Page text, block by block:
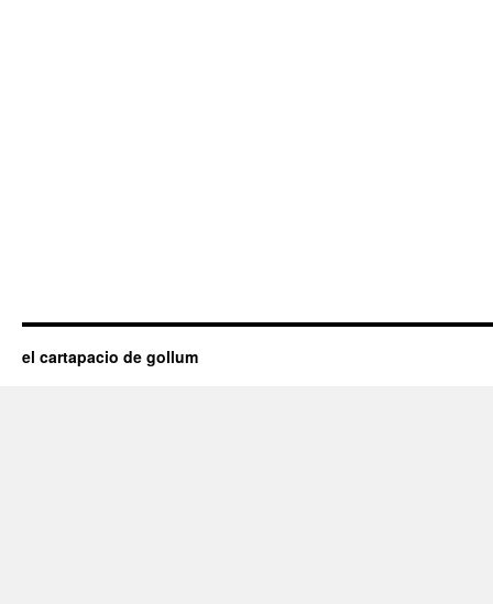
el cartapacio de gollum